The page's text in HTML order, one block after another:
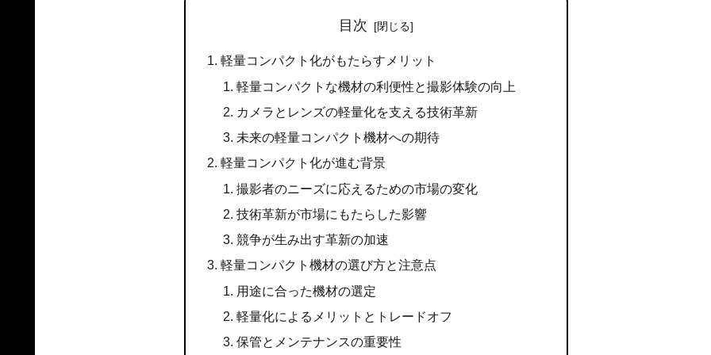
目次
軽量コンパクト化がもたらすメリット
軽量コンパクトな機材の利便性と撮影体験の向上
カメラとレンズの軽量化を支える技術革新
未来の軽量コンパクト機材への期待
軽量コンパクト化が進む背景
撮影者のニーズに応えるための市場の変化
技術革新が市場にもたらした影響
競争が生み出す革新の加速
軽量コンパクト機材の選び方と注意点
用途に合った機材の選定
軽量化によるメリットとトレードオフ
保管とメンテナンスの重要性